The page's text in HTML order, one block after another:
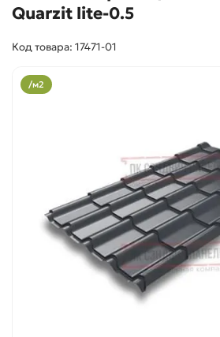
Quarzit lite-0.5
Код товара: 17471-01
/м2